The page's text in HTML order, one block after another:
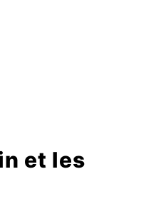
et les